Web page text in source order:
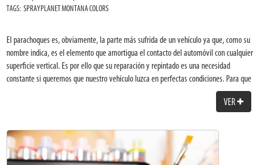
TAGS: SPRAYPLANETMONTANA COLORS
El parachoques es, obviamente, la parte más sufrida de un vehículo ya que, como su
nombre indica, es el elemento que amortigua el contacto del automóvil con cualquier
superficie vertical. Es por ello que su reparación y repintado es una necesidad
constante si queremos que nuestro vehículo luzca en perfectas condiciones. Para que
podamos llevar a cabo esta tarea nosotros mismos sin tener que recurrir a costosos
spray texturado para parachoques
PECULIARIDADES DE LOS PARACHOQUES O PARAGOLPES
VER